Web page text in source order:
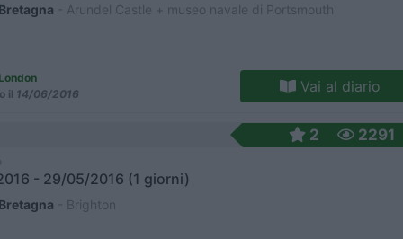
- Arundel Castle + museo navale di Portsmouth
il 14/06/2016 Vai al diario
2 2291
- 29/05/2016 (1 giorni)
- Brighton